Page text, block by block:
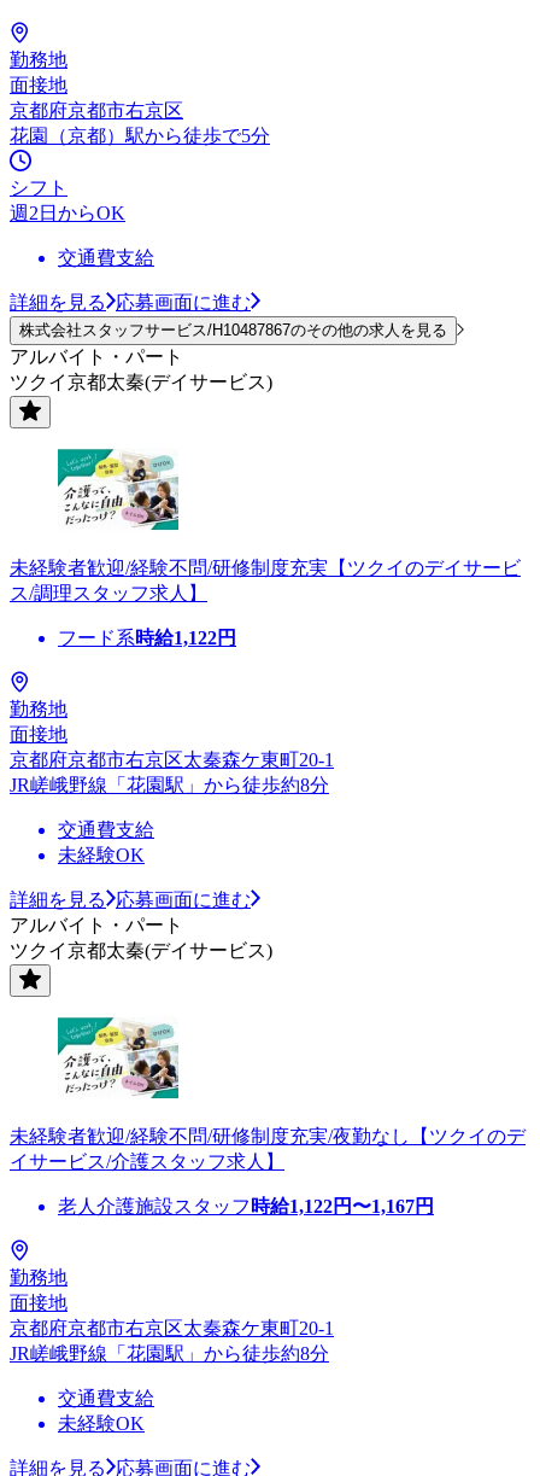
勤務地
面接地
京都府京都市右京区
花園（京都）駅から徒歩で5分
シフト
週2日からOK
交通費支給
詳細を見る 応募画面に進む
株式会社スタッフサービス/H10487867のその他の求人を見る
アルバイト・パート
ツクイ京都太秦(デイサービス)
未経験者歓迎/経験不問/研修制度充実【ツクイのデイサービ
ス/調理スタッフ求人】
フード系時給1,122円
勤務地
面接地
京都府京都市右京区太秦森ケ東町20-1
JR嵯峨野線「花園駅」から徒歩約8分
交通費支給
未経験OK
詳細を見る
応募画面に進む
アルバイト・パート
ツクイ京都太秦(デイサービス)
未経験者歓迎/経験不問/研修制度充実/夜勤なし【ツクイのデ
イサービス/介護スタッフ求人】
老人介護施設スタッフ 時給1,122円〜1,167円
勤務地
面接地
京都府京都市右京区太秦森ケ東町20-1
JR嵯峨野線「花園駅」から徒歩約8分
交通費支給
未経験OK
詳細を見る 応募画面に進む